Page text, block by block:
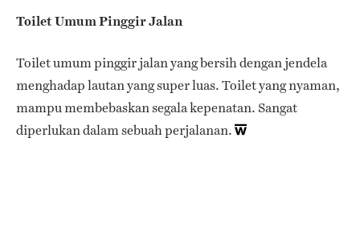
Toilet Umum Pinggir Jalan
Toilet umum pinggir jalan yang bersih dengan jendela
menghadap lautan yang super luas. Toilet yang nyaman,
mampu membebaskan segala kepenatan. Sangat
diperlukan dalam sebuah perjalanan.